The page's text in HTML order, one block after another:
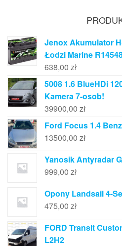
Jenox Akumulator
Łodzi Marine
638,00 zł
5008 1.6 BlueHDi
Kamera 7-osob!
39900,00 zł
Ford Focus 1.4
13500,00 zł
Yanosik Antyradar
999,00 zł
Opony Landsail 4-
475,00 zł
FORD Transit
L2H2